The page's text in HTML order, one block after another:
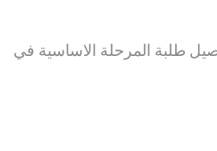
طلبة المرحلة الاساسية في